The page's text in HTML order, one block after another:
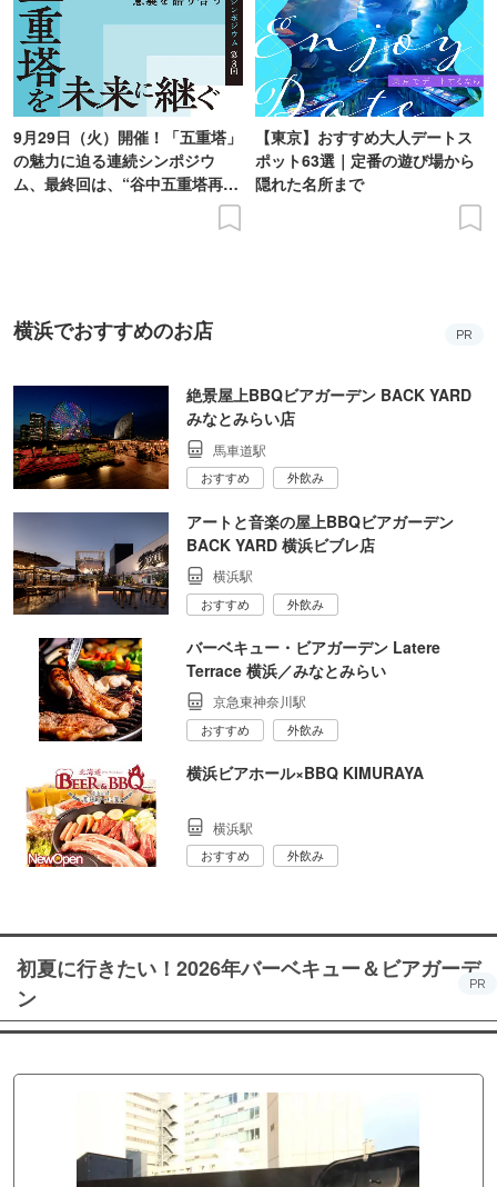
9月29日（火）開催！「五重塔」
の魅力に迫る連続シンポジウ
ム、最終回は、“谷中五重塔再建
【東京】おすすめ大人デートス
ポット63選｜定番の遊び場から
隠れた名所まで
横浜でおすすめのお店 PR
絶景屋上BBQビアガーデン BACK YARD
みなとみらい店
馬車道駅
おすすめ 外飲み
アートと音楽の屋上BBQビアガーデン
BACK YARD 横浜ビブレ店
横浜駅
おすすめ 外飲み
バーベキュー・ビアガーデン Latere
Terrace 横浜／みなとみらい
京急東神奈川駅
おすすめ 外飲み
横浜ビアホール×BBQ KIMURAYA
横浜駅
おすすめ 外飲み
初夏に行きたい！2026年バーベキュー＆ビアガーデ
ン
PR